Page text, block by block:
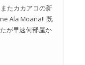
たカカアコの新
Ala Moana!! 既
が早速何部屋か